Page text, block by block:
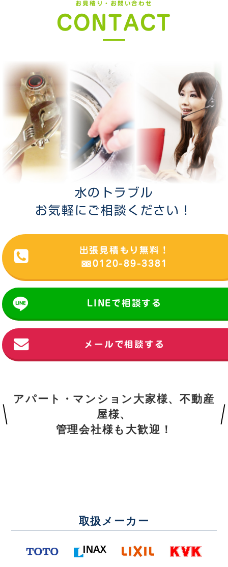
お見積り・お問い合わせ
CONTACT
水のトラブル
お気軽にご相談ください！
出張見積もり無料！
0120-89-3381
LINEで相談する
メールで相談する
アパート・マンション大家様、不動産
屋様、
管理会社様も大歓迎！
取扱メーカー